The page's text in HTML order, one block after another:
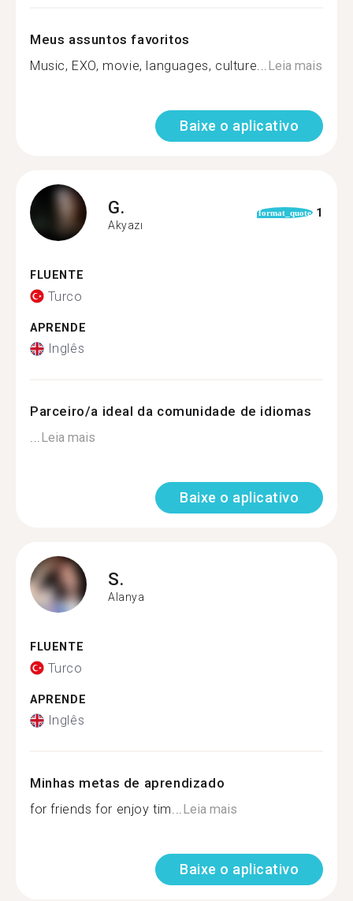
Meus assuntos favoritos
Music, EXO, movie, languages, culture...Leia mais
Baixe o aplicativo
G.
Akyazı
format_quote 1
FLUENTE
Turco
APRENDE
Inglês
Parceiro/a ideal da comunidade de idiomas
...Leia mais
Baixe o aplicativo
S.
Alanya
FLUENTE
Turco
APRENDE
Inglês
Minhas metas de aprendizado
for friends for enjoy tim...Leia mais
Baixe o aplicativo